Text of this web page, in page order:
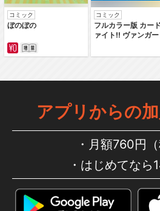
コミック
ぼのぼの
コミック
フルカラー版 カー
ァイト‼ ヴァンガー
アプリからの加
月額760円（
はじめてなら